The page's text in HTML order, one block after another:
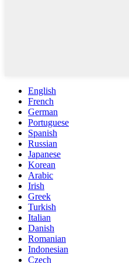
English
French
German
Portuguese
Spanish
Russian
Japanese
Korean
Arabic
Irish
Greek
Turkish
Italian
Danish
Romanian
Indonesian
Czech